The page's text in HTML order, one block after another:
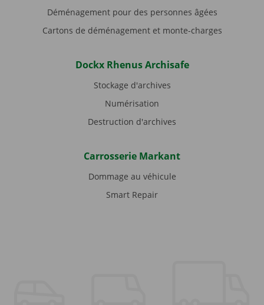
Déménagement pour des personnes âgées
Cartons de déménagement et monte-charges
Dockx Rhenus Archisafe
Stockage d'archives
Numérisation
Destruction d'archives
Carrosserie Markant
Dommage au véhicule
Smart Repair